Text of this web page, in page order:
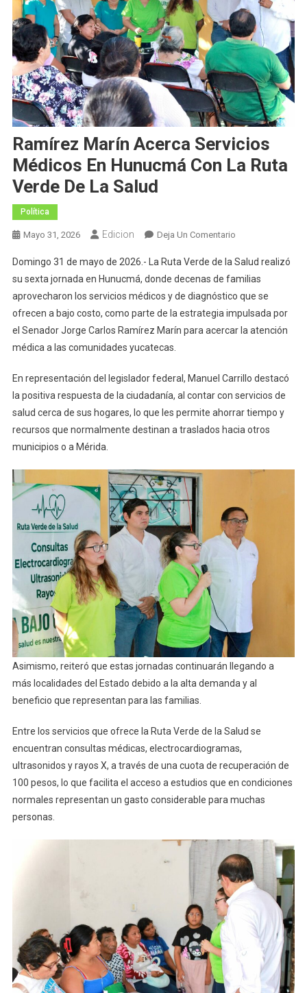
Ramírez Marín Acerca Servicios
Médicos En Hunucmá Con La Ruta
Verde De La Salud
Política
Mayo 31, 2026 Edicion Deja Un ComentarioEn
Marín
Acerca
Servicios
Médicos
En
La
Ruta
Verde
Domingo 31 de mayo de 2026.- La Ruta Verde de la Salud realizó
su sexta jornada en Hunucmá, donde decenas de familias
aprovecharon los servicios médicos y de diagnóstico que se
ofrecen a bajo costo, como parte de la estrategia impulsada por
el Senador Jorge Carlos Ramírez Marín para acercar la atención
médica a las comunidades yucatecas.
En representación del legislador federal, Manuel Carrillo destacó
la positiva respuesta de la ciudadanía, al contar con servicios de
salud cerca de sus hogares, lo que les permite ahorrar tiempo y
recursos que normalmente destinan a traslados hacia otros
municipios o a Mérida.
Asimismo, reiteró que estas jornadas continuarán llegando a
más localidades del Estado debido a la alta demanda y al
beneficio que representan para las familias.
Entre los servicios que ofrece la Ruta Verde de la Salud se
encuentran consultas médicas, electrocardiogramas,
ultrasonidos y rayos X, a través de una cuota de recuperación de
100 pesos, lo que facilita el acceso a estudios que en condiciones
normales representan un gasto considerable para muchas
personas.